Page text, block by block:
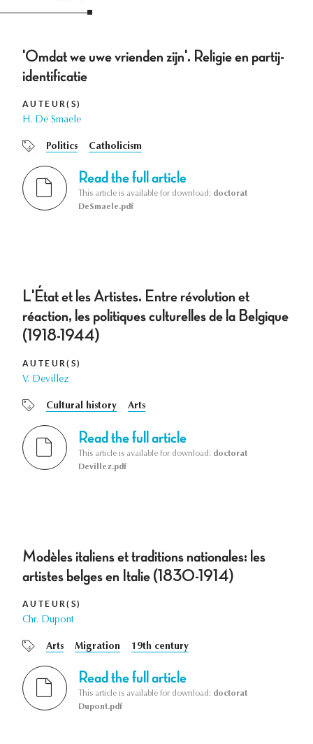
'Omdat we uwe vrienden zijn'. Religie en partij-
identificatie
AUTEUR(S)
H. De Smaele
Politics Catholicism
Read the full article
This article is available for download: doctorat
DeSmaele.pdf
L'État et les Artistes. Entre révolution et
réaction, les politiques culturelles de la Belgique
(1918-1944)
AUTEUR(S)
V. Devillez
Cultural history Arts
Read the full article
This article is available for download: doctorat
Devillez.pdf
Modèles italiens et traditions nationales: les
artistes belges en Italie (1830-1914)
AUTEUR(S)
Chr. Dupont
Arts Migration 19th century
Read the full article
This article is available for download: doctorat
Dupont.pdf